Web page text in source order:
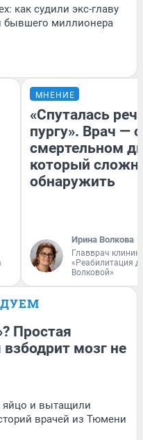
как судили экс-главу
бывшего миллионера
МНЕНИЕ
«Спуталась
пургу». Врач — о
смертельном
который
обнаружить
Ирина Волкова
Главврач
«Реабилитация
Волковой»
Простая
мозг не
яйцо и вытащили
врачей из Тюмени